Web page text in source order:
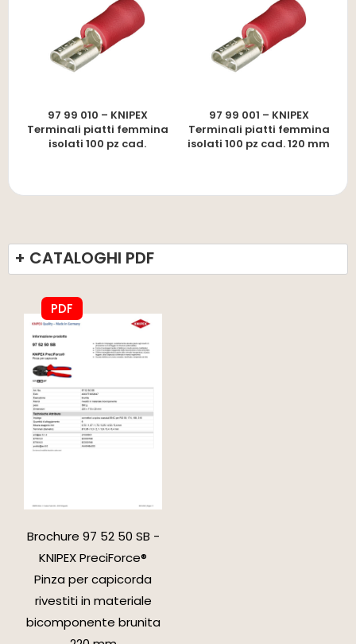
97 99 010 – KNIPEX
Terminali piatti femmina
isolati 100 pz cad.
97 99 001 – KNIPEX
Terminali piatti femmina
isolati 100 pz cad. 120 mm
+ CATALOGHI PDF
PDF
Brochure 97 52 50 SB -
KNIPEX PreciForce®
Pinza per capicorda
rivestiti in materiale
bicomponente brunita